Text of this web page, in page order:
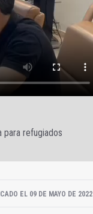
para refugiados
EL 09 DE MAYO DE 2022